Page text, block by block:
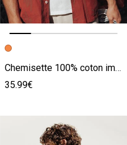
Image précédente
Image suivante
Chemisette 100% coton impirmé palmiers col requin
35.99€